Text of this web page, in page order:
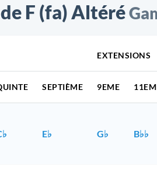
F (fa) Altéré
EXTENSIONS
SEPTIÈME 9EME
E♭ G♭ B♭♭